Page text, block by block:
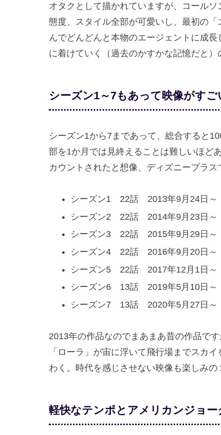
オタクとして描かれていますが、コール
態度、スタイル全部が可愛いし、最初の
んでどんどんと本物のエージェントに成
に着けていく（過去のかすかな記憶だと）
シーズン1～7もあって映像がすご
シーズン1から7まであって、総合すると
部を1か月では見終えることは難しいほど
カウントされたと想像、ディズニープラス
シーズン1 22話 2013年9月24日～
シーズン2 22話 2014年9月23日～
シーズン3 22話 2015年9月29日～
シーズン4 22話 2016年9月20日～
シーズン5 22話 2017年12月1日～
シーズン6 13話 2019年5月10日～
シーズン7 13話 2020年5月27日～
2013年の作品なのでまあまあ昔の作品で
「ローラ」が宙に浮いて飛行場までスカ
わく。時代を感じさせない映像も楽しみの
軽快なテンポとアメリカンジョー